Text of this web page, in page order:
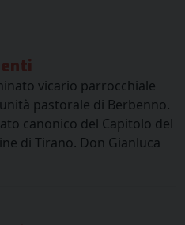
vicario parrocchiale
pastorale di Berbenno.
canonico del Capitolo del
di Tirano. Don Gianluca